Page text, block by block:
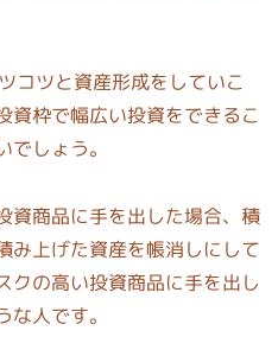
コツと資産形成をしていこ
資枠で幅広い投資をできるこ
しょう。
資商品に手を出した場合、積
み上げた資産を帳消しにして
クの高い投資商品に手を出し
人です。